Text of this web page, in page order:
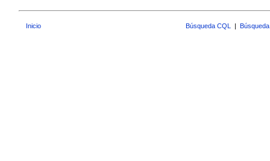
Inicio Búsqueda CQL